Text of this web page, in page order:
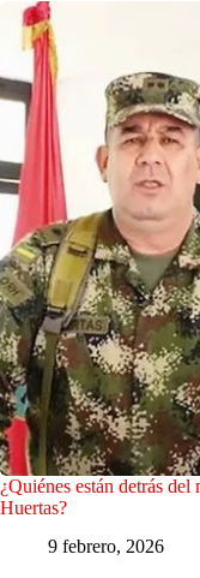
¿Quiénes están detrás
Huertas?
9 febrero, 2026